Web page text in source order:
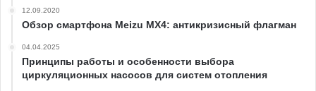
12.09.2020
Обзор смартфона Meizu MX4: антикризисный флагман
04.04.2025
Принципы работы и особенности выбора
циркуляционных насосов для систем отопления